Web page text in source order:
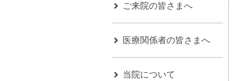
ご来院の皆さまへ
医療関係者の皆さまへ
当院について